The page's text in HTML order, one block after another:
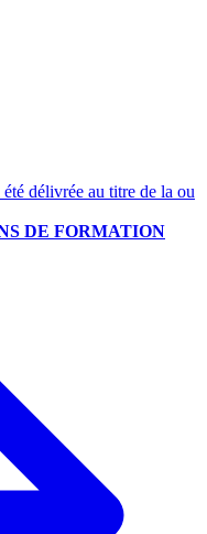
délivrée au titre de la ou
DE FORMATION